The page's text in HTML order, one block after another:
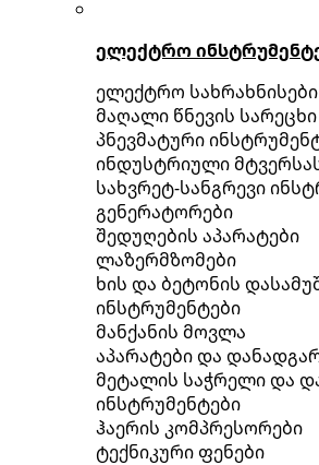
ელექტრო
ელექტრო სახრახნისები
მაღალი წნევის
პნევმატური
ინდუსტრიული
სახვრეტ-სანგრევი
გენერატორები
შედუღების აპარატები
ლაზერმზომები
ხის და ბეტონის
ინსტრუმენტები
მანქანის მოვლა
აპარატები და
მეტალის საჭრელი და
ინსტრუმენტები
ჰაერის კომპრესორები
ტექნიკური ფენები